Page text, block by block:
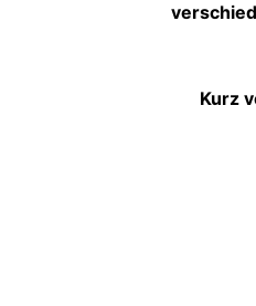
Kurz